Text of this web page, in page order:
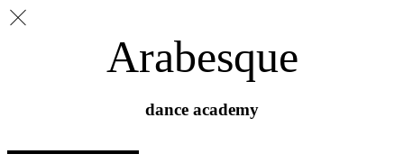
Arabesque
dance academy